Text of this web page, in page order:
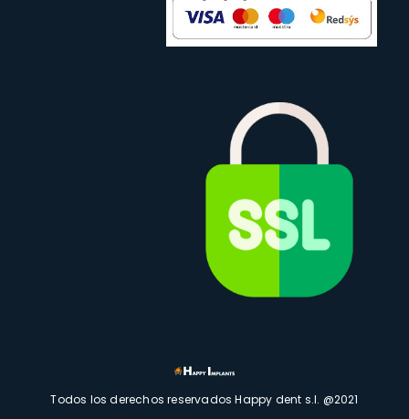
Todos los derechos reservados Happy dent s.l. @2021